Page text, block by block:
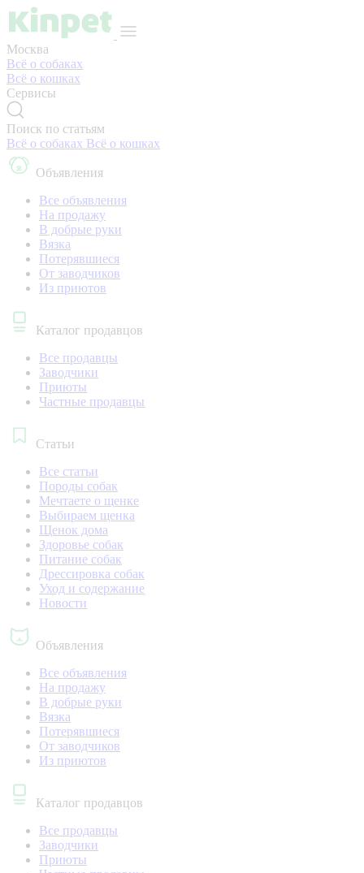
Москва
Всё о собаках
Всё о кошках
Сервисы
Поиск по статьям
Всё о собаках Всё о кошках
Объявления
Все объявления
На продажу
В добрые руки
Вязка
Потерявшиеся
От заводчиков
Из приютов
Каталог продавцов
Все продавцы
Заводчики
Приюты
Частные продавцы
Статьи
Все статьи
Породы собак
Мечтаете о щенке
Выбираем щенка
Щенок дома
Здоровье собак
Питание собак
Дрессировка собак
Уход и содержание
Новости
Объявления
Все объявления
На продажу
В добрые руки
Вязка
Потерявшиеся
От заводчиков
Из приютов
Каталог продавцов
Все продавцы
Заводчики
Приюты